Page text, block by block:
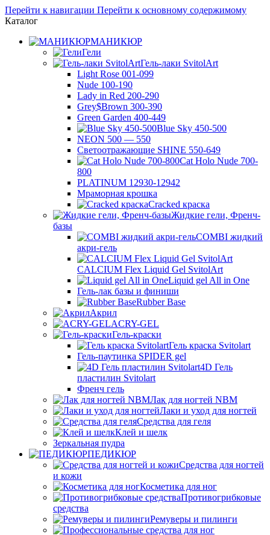
Перейти к навигации Перейти к основному содержимому
Каталог
МАНИКЮР
Гели
Гель-лаки SvitolArt
Light Rose 001-099
Nude 100-190
Lady in Red 200-290
Grey$Brown 300-390
Green Garden 400-449
Blue Sky 450-500
NEON 500 — 550
Светоотражающие SHINE 550-649
Cat Holo Nude 700-
800
PLATINUM 12930-12942
Мраморная крошка
Cracked краска
Жидкие гели, Френч-
базы
COMBI жидкий
акри-гель
CALCIUM Flex Liquid Gel SvitolArt
Liquid gel All in One
Гель-лак базы и финиши
Rubber Base
Акрил
ACRY-GEL
Гель-краски
Гель краска Svitolart
Гель-паутинка SPIDER gel
4D Гель
пластилин Svitolart
Френч гель
Лак для ногтей NBM
Лаки и уход для ногтей
Средства для геля
Клей и шелк
Зеркальная пудра
ПЕДИКЮР
Средства для ногтей
и кожи
Косметика для ног
Противогрибковые
средства
Ремуверы и пилинги